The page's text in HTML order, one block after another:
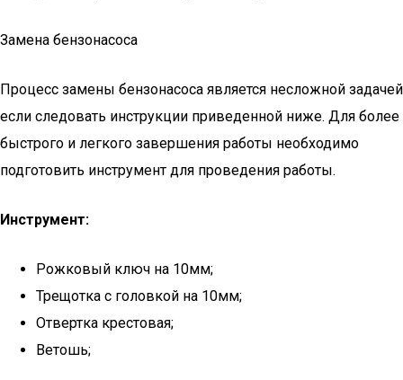
Замена бензонасоса
Процесс замены бензонасоса является несложной задачей
если следовать инструкции приведенной ниже. Для более
быстрого и легкого завершения работы необходимо
подготовить инструмент для проведения работы.
Инструмент:
Рожковый ключ на 10мм;
Трещотка с головкой на 10мм;
Отвертка крестовая;
Ветошь;